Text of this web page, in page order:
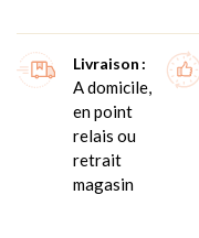
Livraison
A domicile,
en point
relais ou
retrait
magasin